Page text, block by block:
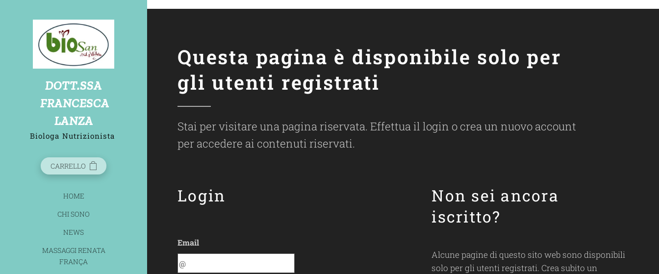
DOTT.SSA
FRANCESCA
LANZA
Biologa Nutrizionista
CARRELLO
HOME
CHI SONO
NEWS
MASSAGGI RENATA
FRANÇA
Questa pagina è disponibile solo per
gli utenti registrati
Stai per visitare una pagina riservata. Effettua il login o crea un nuovo account
per accedere ai contenuti riservati.
Login
Email
Non sei ancora
iscritto?
Alcune pagine di questo sito web sono disponibili
solo per gli utenti registrati. Crea subito un